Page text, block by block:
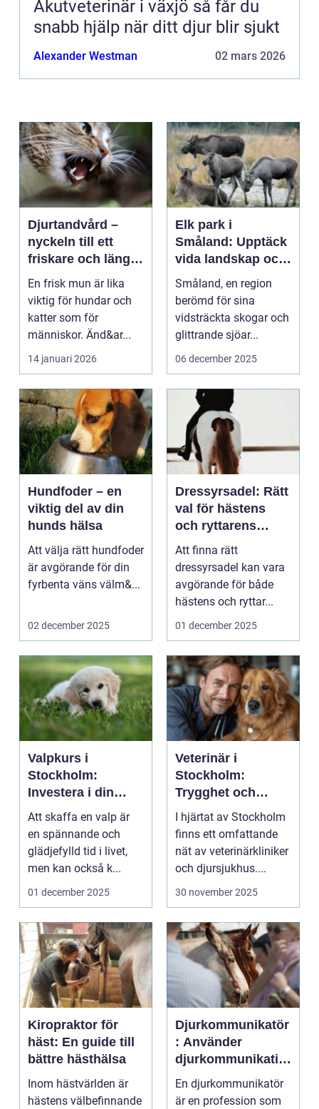
Akutveterinär i växjö så får du
snabb hjälp när ditt djur blir sjukt
Alexander Westman 02 mars 2026
Djurtandvård –
nyckeln till ett
friskare och längre
liv för hund och
katt
En frisk mun är lika
viktig för hundar och
katter som för
människor. Änd&ar...
14 januari 2026
Elk park i
Småland: Upptäck
vida landskap och
majestätiska älgar
Småland, en region
berömd för sina
vidsträckta skogar och
glittrande sjöar...
06 december 2025
Hundfoder – en
viktig del av din
hunds hälsa
Att välja rätt hundfoder
är avgörande för din
fyrbenta väns välm&...
02 december 2025
Dressyrsadel: Rätt
val för hästens
och ryttarens
perfekta balans
Att finna rätt
dressyrsadel kan vara
avgörande för både
hästens och ryttar...
01 december 2025
Valpkurs i
Stockholm:
Investera i din
valps framtid
Att skaffa en valp är
en spännande och
glädjefylld tid i livet,
men kan också k...
01 december 2025
Veterinär i
Stockholm:
Trygghet och
kvalitet för din
fyrbenta vän
I hjärtat av Stockholm
finns ett omfattande
nät av veterinärkliniker
och djursjukhus....
30 november 2025
Kiropraktor för
häst: En guide till
bättre hästhälsa
Inom hästvärlden är
hästens välbefinnande
Djurkommunikatör
: Använder
djurkommunikatio
n för behandling
av djur
En djurkommunikatör
är en profession som